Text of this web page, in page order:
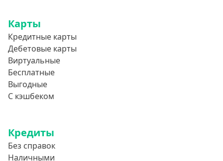
Карты
Кредитные карты
Дебетовые карты
Виртуальные
Бесплатные
Выгодные
С кэшбеком
Кредиты
Без справок
Наличными